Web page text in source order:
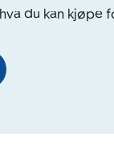
du kan kjøpe